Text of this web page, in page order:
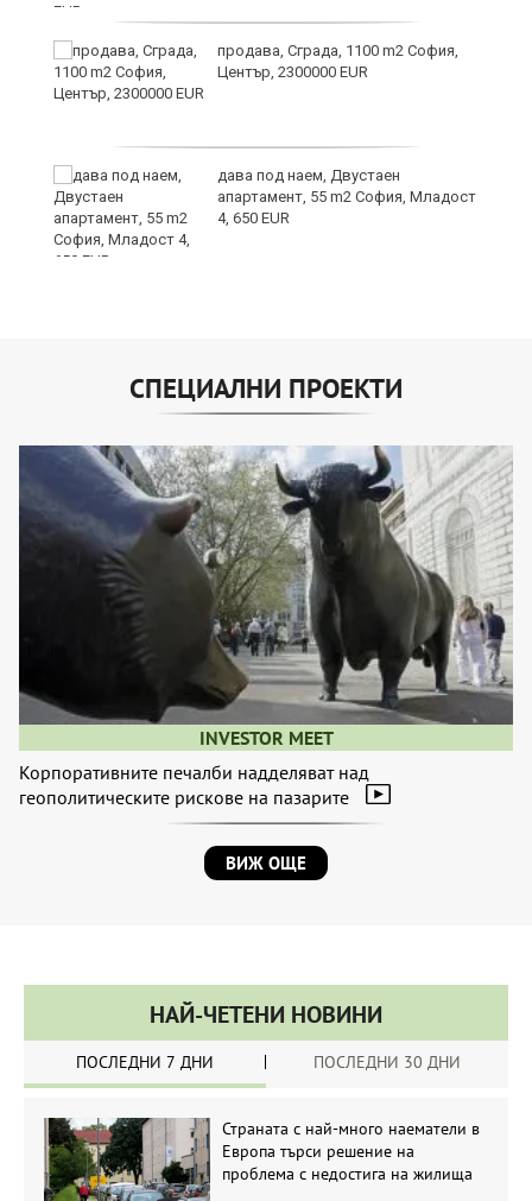
продава, Сграда, 1100 m2 София,
Център, 2300000 EUR
дава под наем, Двустаен
апартамент, 55 m2 София, Младост
4, 650 EUR
СПЕЦИАЛНИ ПРОЕКТИ
INVESTOR MEET
Корпоративните печалби надделяват над
геополитическите рискове на пазарите
ВИЖ ОЩЕ
НАЙ-ЧЕТЕНИ НОВИНИ
ПОСЛЕДНИ 7 ДНИ ПОСЛЕДНИ 30 ДНИ
Страната с най-много наематели в
Европа търси решение на
проблема с недостига на жилища